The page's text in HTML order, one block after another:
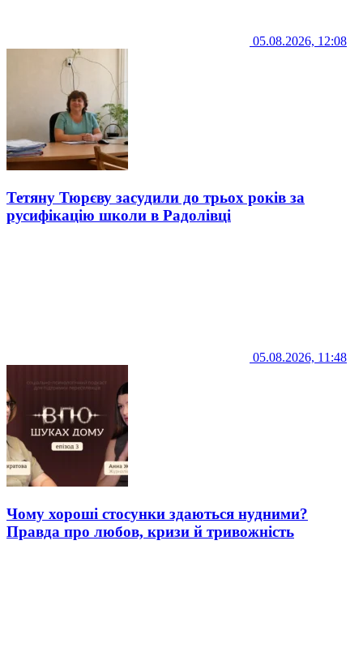
05.08.2026, 12:08
Тетяну Тюрєву засудили до трьох років за
русифікацію школи в Радолівці
05.08.2026, 11:48
Чому хороші стосунки здаються нудними?
Правда про любов, кризи й тривожність